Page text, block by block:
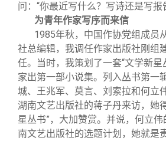
问：“你最近写什么？写诗还是写报
为青年作家写序而来信
1985年秋，中国作协党组成员
社总编辑，我调任作家出版社刚组
任。当时，我策划了一套“文学新星
家出第一部小说集。列入丛书第一
城、王兆军、莫言、刘索拉和何立
湖南文艺出版社的蒋子丹来访，她
星丛书”，大加赞赏。并说，何立
南文艺出版社的选题计划，她就是